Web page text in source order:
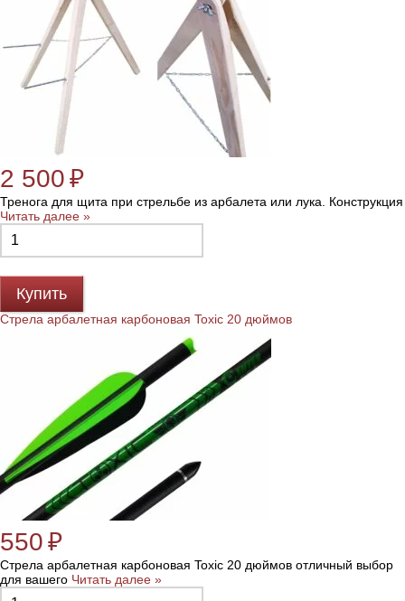
2 500₽
Тренога для щита при стрельбе из арбалета или лука. Конструкция
Читать далее »
Купить
Стрела арбалетная карбоновая Toxic 20 дюймов
550₽
Стрела арбалетная карбоновая Toxic 20 дюймов отличный выбор
для вашего Читать далее »